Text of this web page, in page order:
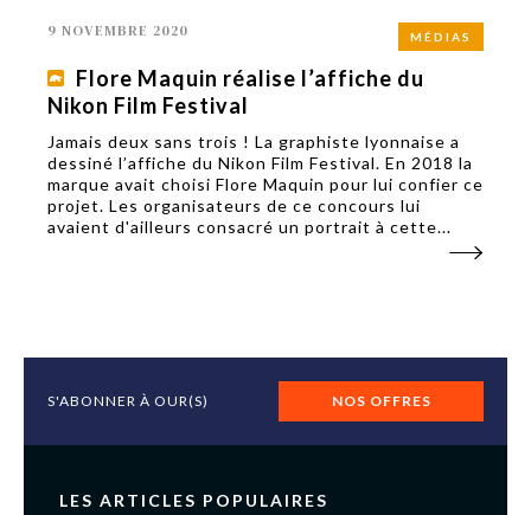
MÉDIAS
9 NOVEMBRE 2020
Flore Maquin réalise l’affiche du
Nikon Film Festival
Jamais deux sans trois ! La graphiste lyonnaise a
dessiné l’affiche du Nikon Film Festival. En 2018 la
marque avait choisi Flore Maquin pour lui confier ce
projet. Les organisateurs de ce concours lui
avaient d'ailleurs consacré un portrait à cette...
S'ABONNER À OUR(S) NOS OFFRES
LES ARTICLES POPULAIRES